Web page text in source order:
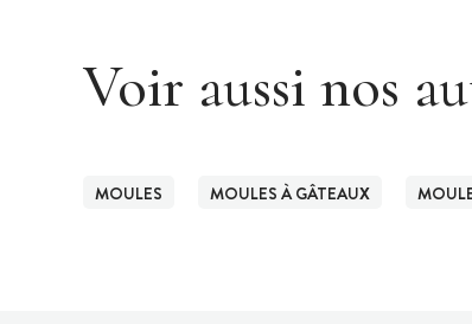
Voir aussi nos
MOULES MOULES À GÂTEAUX